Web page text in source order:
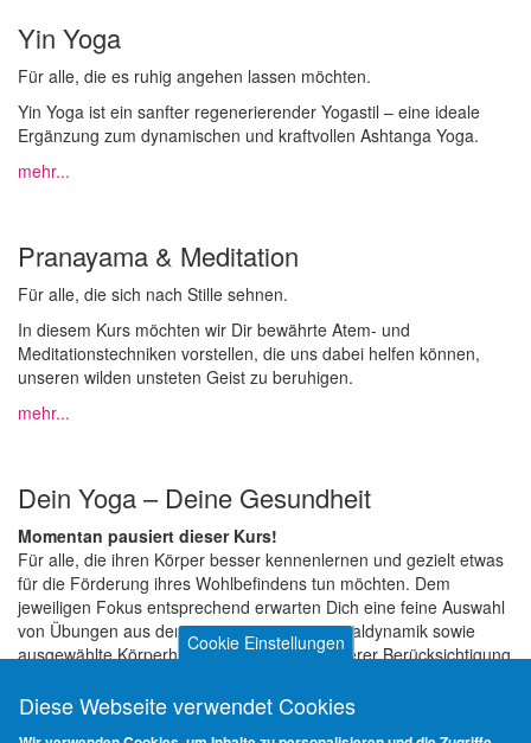
Yin Yoga
Für alle, die es ruhig angehen lassen möchten.
Yin Yoga ist ein sanfter regenerierender Yogastil – eine ideale
Ergänzung zum dynamischen und kraftvollen Ashtanga Yoga.
mehr...
Pranayama & Meditation
Für alle, die sich nach Stille sehnen.
In diesem Kurs möchten wir Dir bewährte Atem- und
Meditationstechniken vorstellen, die uns dabei helfen können,
unseren wilden unsteten Geist zu beruhigen.
mehr...
Dein Yoga – Deine Gesundheit
Momentan pausiert dieser Kurs!
Für alle, die ihren Körper besser kennenlernen und gezielt etwas
für die Förderung ihres Wohlbefindens tun möchten. Dem
jeweiligen Fokus entsprechend erwarten Dich eine feine Auswahl
von Übungen aus der Yogatherapie und Spiraldynamik sowie
ausgewählte Körperhaltungen unter besonderer Berücksichtigung
Atem-, Achtsamkeits- und Entspannungsübungen hinzu.
Unser Kurs für Deine Gesundheit! Hier bekommst Du gute
Cookie Einstellungen
Diese Webseite verwendet Cookies